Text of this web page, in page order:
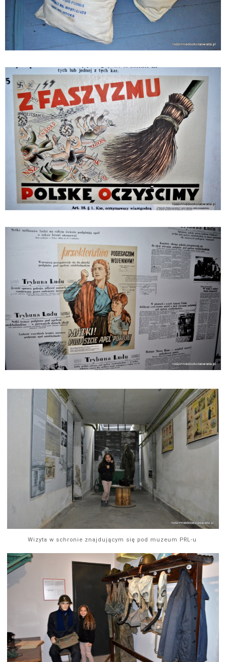
Wizyta w schronie znajdującym się pod muzeum PRL-u